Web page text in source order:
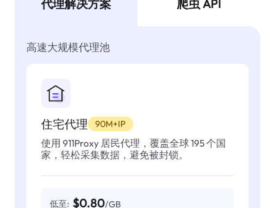
代理解决方案 爬虫 API
高速大规模代理池
住宅代理 90M+IP
使用 911Proxy 居民代理，覆盖全球 195 个国
家，轻松采集数据，避免被封锁。
低至: $0.80/GB